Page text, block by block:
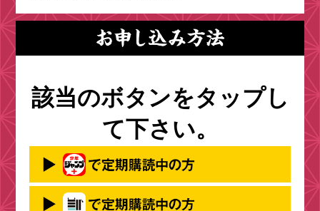
該当のボタンをタップし
て下さい。
★チケット抽選エントリー